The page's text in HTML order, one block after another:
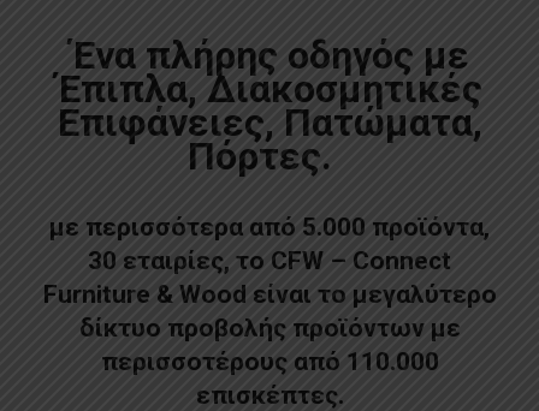
Ένα πλήρης οδηγός με
Έπιπλα, Διακοσμητικές
Επιφάνειες, Πατώματα,
Πόρτες.
με περισσότερα από 5.000 προϊόντα,
30 εταιρίες, το CFW – Connect
Furniture & Wood είναι το μεγαλύτερο
δίκτυο προβολής προϊόντων με
περισσοτέρους από 110.000
επισκέπτες.